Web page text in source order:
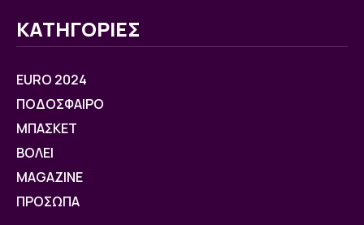
ΚΑΤΗΓΟΡΙΕΣ
EURO 2024
ΠΟΔΟΣΦΑΙΡΟ
ΜΠΑΣΚΕΤ
ΒOΛΕΙ
MAGAZINE
ΠΡΟΣΩΠΑ